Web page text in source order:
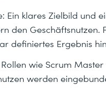
Ein klares Zielbild und
den Geschäftsnutzen.
definiertes Ergebnis
wie Scrum
werden